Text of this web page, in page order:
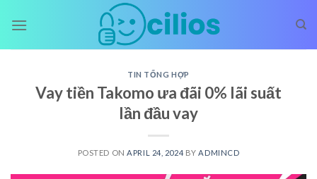
TIN TỔNG HỢP
Vay tiền Takomo ưa đãi 0% lãi suất
lần đầu vay
POSTED ON APRIL 24, 2024 BY ADMINCD